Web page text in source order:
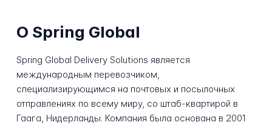
О Spring Global
Spring Global Delivery Solutions является
международным перевозчиком,
специализирующимся на почтовых и посылочных
отправлениях по всему миру, со штаб-квартирой в
Гаага, Нидерланды. Компания была основана в 2001